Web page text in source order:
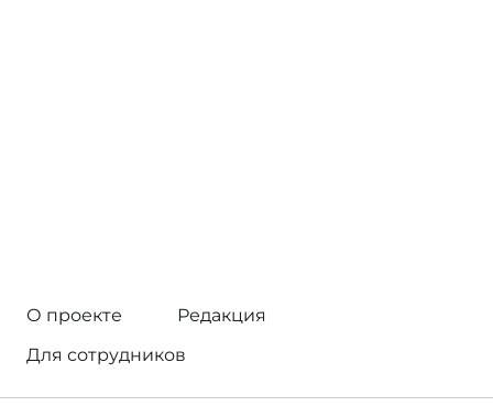
О проекте
Редакция
Для сотрудников